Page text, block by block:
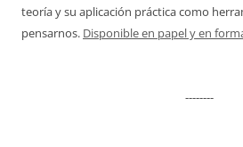
teoría y su aplicación práctica como
pensarnos. Disponible en papel y en
--------